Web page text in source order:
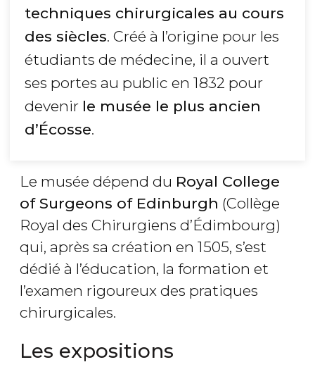
techniques chirurgicales au cours
des siècles. Créé à l’origine pour les
étudiants de médecine, il a ouvert
ses portes au public en 1832 pour
devenir le musée le plus ancien
d’Écosse.
Le musée dépend du Royal College
of Surgeons of Edinburgh (Collège
Royal des Chirurgiens d’Édimbourg)
qui, après sa création en 1505, s’est
dédié à l’éducation, la formation et
l’examen rigoureux des pratiques
chirurgicales.
Les expositions